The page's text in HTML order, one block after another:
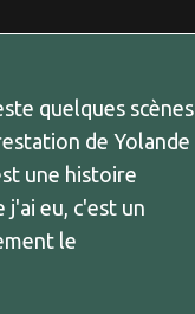
quelques scènes
de Yolande
une histoire
eu, c'est un
le